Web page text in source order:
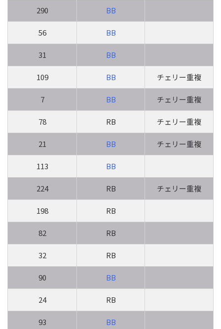
290 BB
56 BB
31 BB
109 BB チェリー重複
7 BB チェリー重複
78 RB チェリー重複
21 BB チェリー重複
113 BB
224 RB チェリー重複
198 RB
82 RB
32 RB
90 BB
24 RB
93 BB